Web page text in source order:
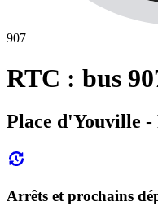
907
RTC : bus
Place d'Youville -
Arrêts et prochains